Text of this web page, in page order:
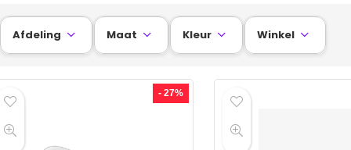
Afdeling  Maat  Kleur  Winkel 
- 27%